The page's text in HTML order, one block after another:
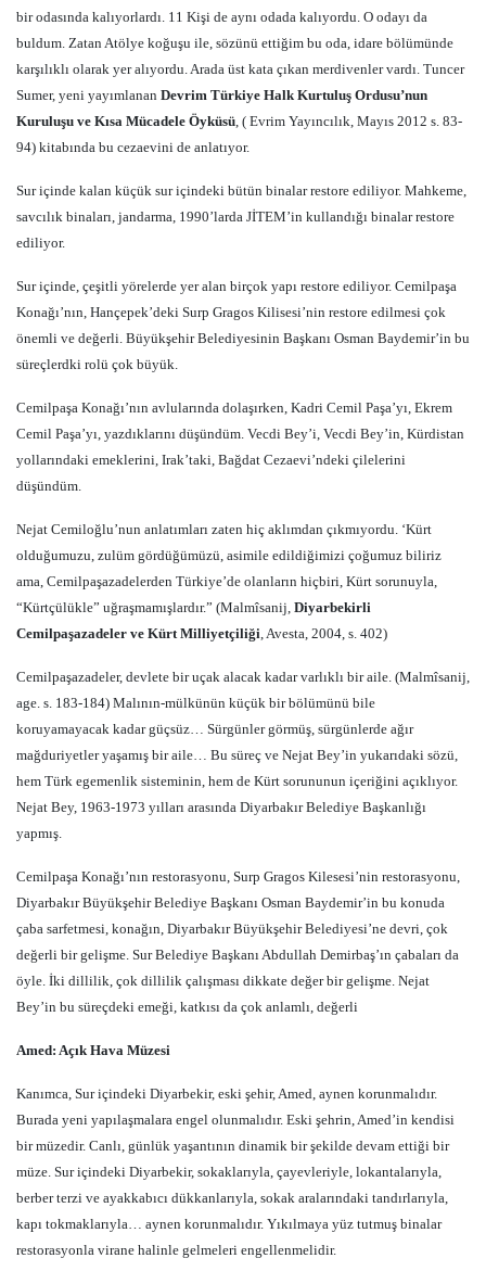
bir odasında kalıyorlardı. 11 Kişi de aynı odada kalıyordu. O odayı da
buldum. Zatan Atölye koğuşu ile, sözünü ettiğim bu oda, idare bölümünde
karşılıklı olarak yer alıyordu. Arada üst kata çıkan merdivenler vardı. Tuncer
Sumer, yeni yayımlanan Devrim Türkiye Halk Kurtuluş Ordusu’nun
Kuruluşu ve Kısa Mücadele Öyküsü, ( Evrim Yayıncılık, Mayıs 2012 s. 83-
94) kitabında bu cezaevini de anlatıyor.
Sur içinde kalan küçük sur içindeki bütün binalar restore ediliyor. Mahkeme,
savcılık binaları, jandarma, 1990’larda JİTEM’in kullandığı binalar restore
ediliyor.
Sur içinde, çeşitli yörelerde yer alan birçok yapı restore ediliyor. Cemilpaşa
Konağı’nın, Hançepek’deki Surp Gragos Kilisesi’nin restore edilmesi çok
önemli ve değerli. Büyükşehir Belediyesinin Başkanı Osman Baydemir’in bu
süreçlerdki rolü çok büyük.
Cemilpaşa Konağı’nın avlularında dolaşırken, Kadri Cemil Paşa’yı, Ekrem
Cemil Paşa’yı, yazdıklarını düşündüm. Vecdi Bey’i, Vecdi Bey’in, Kürdistan
yollarındaki emeklerini, Irak’taki, Bağdat Cezaevi’ndeki çilelerini
düşündüm.
Nejat Cemiloğlu’nun anlatımları zaten hiç aklımdan çıkmıyordu. ‘Kürt
olduğumuzu, zulüm gördüğümüzü, asimile edildiğimizi çoğumuz biliriz
ama, Cemilpaşazadelerden Türkiye’de olanların hiçbiri, Kürt sorunuyla,
“Kürtçülükle” uğraşmamışlardır.” (Malmîsanij, Diyarbekirli
Cemilpaşazadeler ve Kürt Milliyetçiliği, Avesta, 2004, s. 402)
Cemilpaşazadeler, devlete bir uçak alacak kadar varlıklı bir aile. (Malmîsanij,
age. s. 183-184) Malının-mülkünün küçük bir bölümünü bile
koruyamayacak kadar güçsüz… Sürgünler görmüş, sürgünlerde ağır
mağduriyetler yaşamış bir aile… Bu süreç ve Nejat Bey’in yukarıdaki sözü,
hem Türk egemenlik sisteminin, hem de Kürt sorununun içeriğini açıklıyor.
Nejat Bey, 1963-1973 yılları arasında Diyarbakır Belediye Başkanlığı
yapmış.
Cemilpaşa Konağı’nın restorasyonu, Surp Gragos Kilesesi’nin restorasyonu,
Diyarbakır Büyükşehir Belediye Başkanı Osman Baydemir’in bu konuda
çaba sarfetmesi, konağın, Diyarbakır Büyükşehir Belediyesi’ne devri, çok
değerli bir gelişme. Sur Belediye Başkanı Abdullah Demirbaş’ın çabaları da
öyle. İki dillilik, çok dillilik çalışması dikkate değer bir gelişme. Nejat
Bey’in bu süreçdeki emeği, katkısı da çok anlamlı, değerli
Amed: Açık Hava Müzesi
Kanımca, Sur içindeki Diyarbekir, eski şehir, Amed, aynen korunmalıdır.
Burada yeni yapılaşmalara engel olunmalıdır. Eski şehrin, Amed’in kendisi
bir müzedir. Canlı, günlük yaşantının dinamik bir şekilde devam ettiği bir
müze. Sur içindeki Diyarbekir, sokaklarıyla, çayevleriyle, lokantalarıyla,
berber terzi ve ayakkabıcı dükkanlarıyla, sokak aralarındaki tandırlarıyla,
kapı tokmaklarıyla… aynen korunmalıdır. Yıkılmaya yüz tutmuş binalar
restorasyonla virane halinle gelmeleri engellenmelidir.